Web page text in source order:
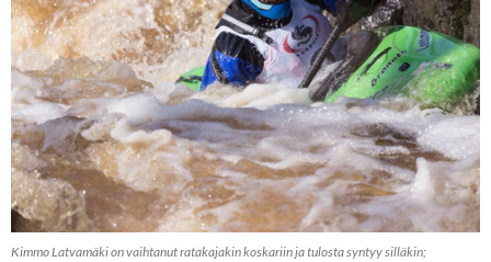
Kimmo Latvamäki on vaihtanut ratakajakin koskariin ja tulosta syntyy silläkin;